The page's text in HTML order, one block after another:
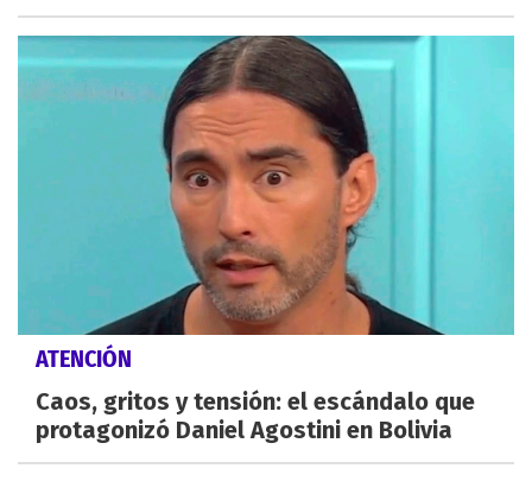
ATENCIÓN
Caos, gritos y tensión: el escándalo que
protagonizó Daniel Agostini en Bolivia